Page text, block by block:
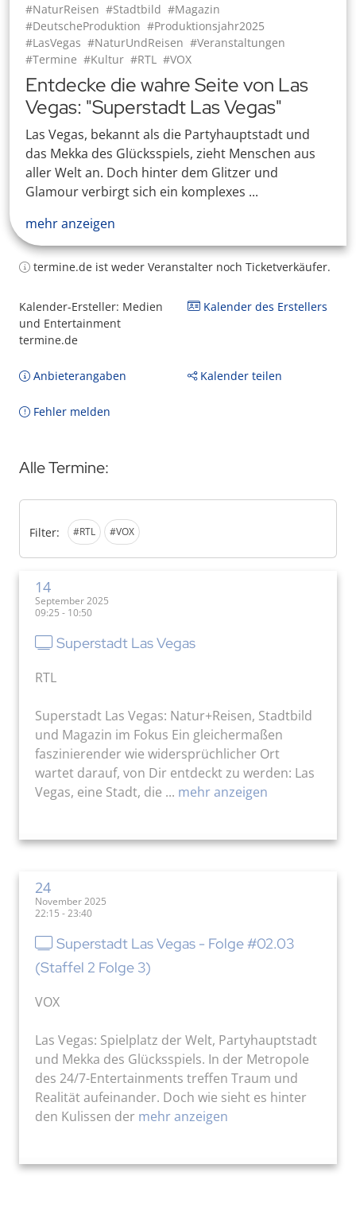
#NaturReisen #Stadtbild #Magazin
#DeutscheProduktion #Produktionsjahr2025
#LasVegas #NaturUndReisen #Veranstaltungen
#Termine #Kultur #RTL #VOX
Entdecke die wahre Seite von Las
Vegas: "Superstadt Las Vegas"
Las Vegas, bekannt als die Partyhauptstadt und
das Mekka des Glücksspiels, zieht Menschen aus
aller Welt an. Doch hinter dem Glitzer und
Glamour verbirgt sich ein komplexes ...
mehr anzeigen
termine.de ist weder Veranstalter noch Ticketverkäufer.
Kalender-Ersteller: Medien
und Entertainment
termine.de
Kalender des Erstellers
Anbieterangaben Kalender teilen
Fehler melden
Alle Termine:
Filter: #RTL #VOX
14
September 2025
09:25 - 10:50
Superstadt Las Vegas
RTL
Superstadt Las Vegas: Natur+Reisen, Stadtbild
und Magazin im Fokus Ein gleichermaßen
faszinierender wie widersprüchlicher Ort
wartet darauf, von Dir entdeckt zu werden: Las
Vegas, eine Stadt, die ... mehr anzeigen
24
November 2025
22:15 - 23:40
Superstadt Las Vegas - Folge #02.03
(Staffel 2 Folge 3)
VOX
Las Vegas: Spielplatz der Welt, Partyhauptstadt
und Mekka des Glücksspiels. In der Metropole
des 24/7-Entertainments treffen Traum und
Realität aufeinander. Doch wie sieht es hinter
den Kulissen der mehr anzeigen